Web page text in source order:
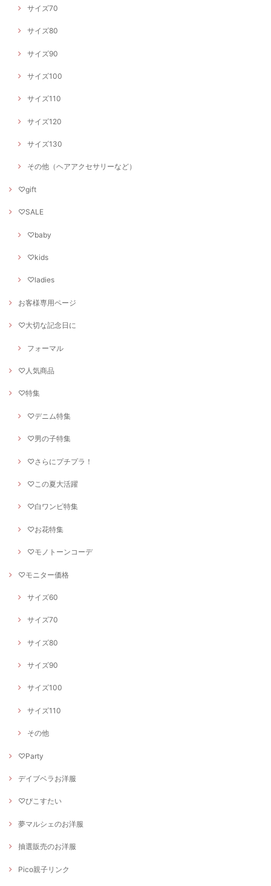
サイズ70
サイズ80
サイズ90
サイズ100
サイズ110
サイズ120
サイズ130
その他（ヘアアクセサリーなど）
♡gift
♡SALE
♡baby
♡kids
♡ladies
お客様専用ページ
♡大切な記念日に
フォーマル
♡人気商品
♡特集
♡デニム特集
♡男の子特集
♡さらにプチプラ！
♡この夏大活躍
♡白ワンピ特集
♡お花特集
♡モノトーンコーデ
♡モニター価格
サイズ60
サイズ70
サイズ80
サイズ90
サイズ100
サイズ110
その他
♡Party
デイブベラお洋服
♡ぴこすたい
夢マルシェのお洋服
抽選販売のお洋服
Pico親子リンク